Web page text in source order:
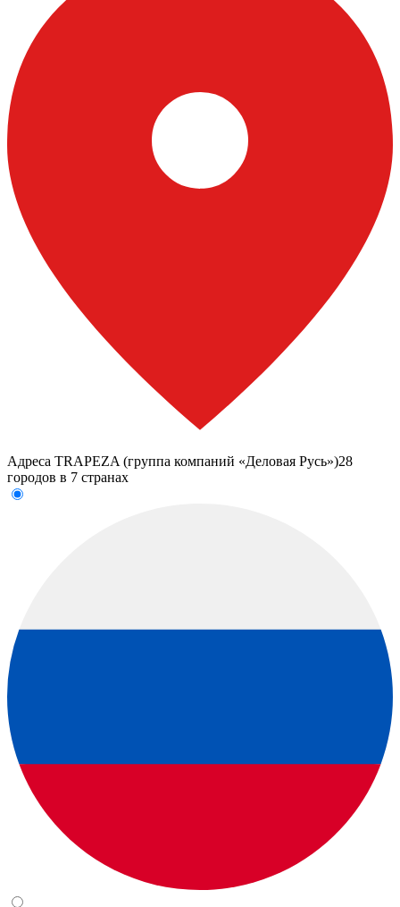
Адреса TRAPEZA (группа компаний «Деловая Русь»)28
городов в 7 странах